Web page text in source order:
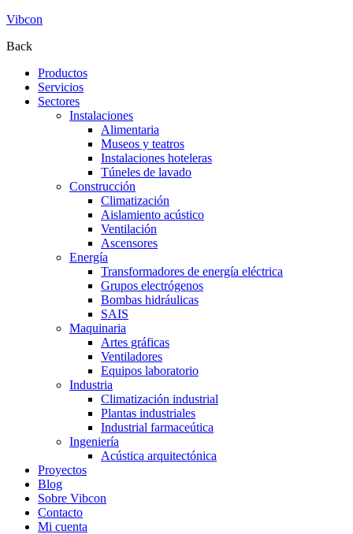
Vibcon
Back
Productos
Servicios
Sectores
Instalaciones
Alimentaria
Museos y teatros
Instalaciones hoteleras
Túneles de lavado
Construcción
Climatización
Aislamiento acústico
Ventilación
Ascensores
Energía
Transformadores de energía eléctrica
Grupos electrógenos
Bombas hidráulicas
SAIS
Maquinaria
Artes gráficas
Ventiladores
Equipos laboratorio
Industria
Climatización industrial
Plantas industriales
Industrial farmaceútica
Ingeniería
Acústica arquitectónica
Proyectos
Blog
Sobre Vibcon
Contacto
Mi cuenta